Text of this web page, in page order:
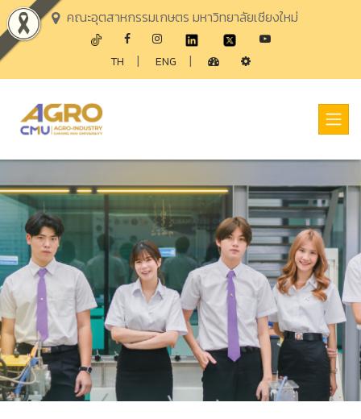
คณะอุตสาหกรรมเกษตร มหาวิทยาลัยเชียงใหม่
TH | ENG |